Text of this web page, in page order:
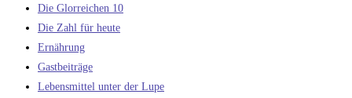
Die Glorreichen 10
Die Zahl für heute
Ernährung
Gastbeiträge
Lebensmittel unter der Lupe